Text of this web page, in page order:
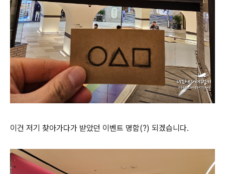
이건 저기 찾아가다가 받았던 이벤트 명함(?) 되겠습니다.